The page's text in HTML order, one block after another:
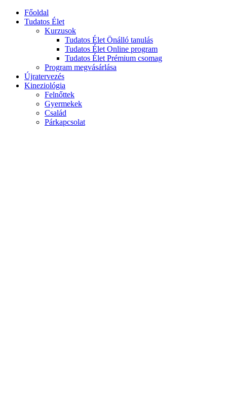
Főoldal
Tudatos Élet
Kurzusok
Tudatos Élet Önálló tanulás
Tudatos Élet Online program
Tudatos Élet Prémium csomag
Program megvásárlása
Újratervezés
Kineziológia
Felnőttek
Gyermekek
Család
Párkapcsolat